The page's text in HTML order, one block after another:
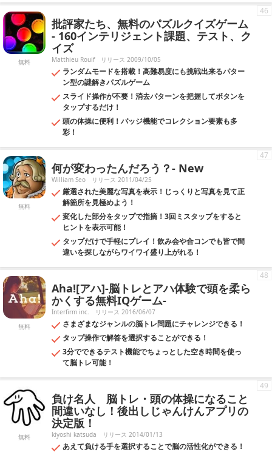
無料
批評家たち、無料のパズルクイズゲーム
- 160インテリジェント課題、テスト、ク
イズ
Matthieu Rouif リリース 2009/10/05
ランダムモードを搭載！高難易度にも挑戦出来るパター
ン型の謎解きパズルゲーム
スライド操作が不要！消去パターンを把握してボタンを
タップするだけ！
頭の体操に便利！バッジ機能でコレクション要素も多
彩！
46
無料
何が変わったんだろう？- New
William Seo リリース 2011/04/25
厳選された美麗な写真を表示！じっくりと写真を見て正
解箇所を見極めよう！
変化した部分をタップで指摘！3回ミスタップをすると
ヒントを表示可能！
タップだけで手軽にプレイ！飲み会や合コンでも皆で間
違いを探しながらワイワイ盛り上がれる！
47
無料
Aha![アハ]-脳トレとアハ体験で頭を柔ら
かくする無料IQゲーム-
Interfirm inc. リリース 2016/06/07
さまざまなジャンルの脳トレ問題にチャレンジできる！
タップ操作で解答を選択することができる！
3分でできるテスト機能でちょっとした空き時間を使っ
て脳トレ可能！
48
無料
負け名人 脳トレ・頭の体操になること
間違いなし！後出しじゃんけんアプリの
決定版！
kiyoshi katsuda リリース 2014/01/13
あえて負ける手を選択することで脳の活性化ができる！
49